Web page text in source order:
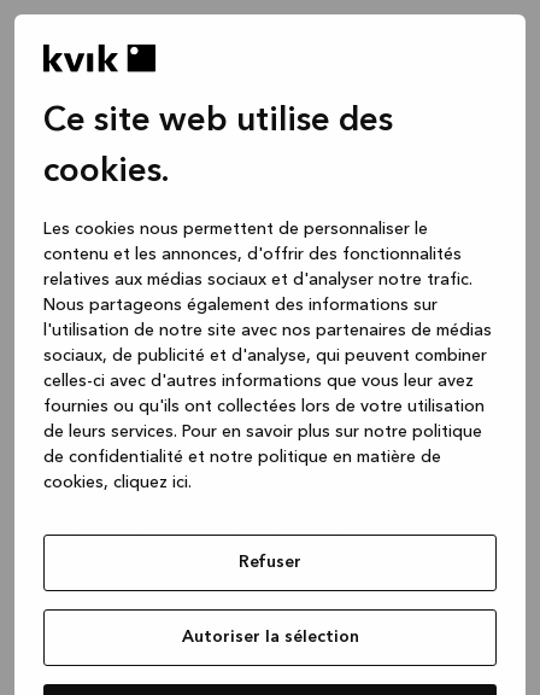
Ce site web utilise des
cookies.
Les cookies nous permettent de personnaliser le
contenu et les annonces, d'offrir des fonctionnalités
relatives aux médias sociaux et d'analyser notre trafic.
Nous partageons également des informations sur
l'utilisation de notre site avec nos partenaires de médias
sociaux, de publicité et d'analyse, qui peuvent combiner
celles-ci avec d'autres informations que vous leur avez
fournies ou qu'ils ont collectées lors de votre utilisation
de leurs services. Pour en savoir plus sur notre politique
de confidentialité et notre politique en matière de
cookies, cliquez ici.
Refuser
Autoriser la sélection
loadingwww.kvik.be (see the browser console for more
information)